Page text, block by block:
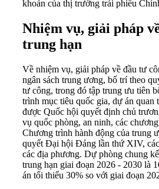
khoản của thị trường trái phiếu
Nhiệm vụ, giải pháp
trung hạn
Về nhiệm vụ, giải pháp về đầu tư
ngân sách trung ương, bố trí theo
tư công, trong đó tập trung ưu tiên
trình mục tiêu quốc gia, dự án quan
được Quốc hội quyết định chủ
vụ quốc phòng, an ninh, các
Chương trình hành động của trung
quyết Đại hội Đảng lần thứ XIV,
các địa phương. Dự phòng chung
trung hạn giai đoạn 2026 - 2030 là
án tối thiểu 30% so với giai đoạn